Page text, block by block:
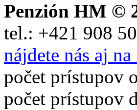
Penzión HM ©
tel.: +421 908
nájdete nás aj
počet prístupov
počet prístupov